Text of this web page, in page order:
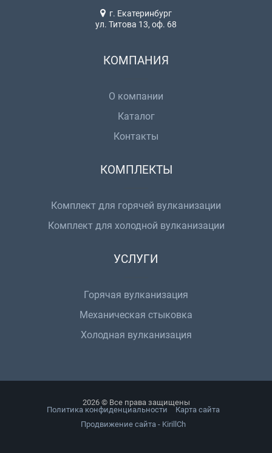
г. Екатеринбург
ул. Титова 13, оф. 68
КОМПАНИЯ
О компании
Каталог
Контакты
КОМПЛЕКТЫ
Комплект для горячей вулканизации
Комплект для холодной вулканизации
УСЛУГИ
Горячая вулканизация
Механическая стыковка
Холодная вулканизация
2026 © Все права защищены
Политика конфиденциальности
Карта сайта
Продвижение сайта - KirillCh